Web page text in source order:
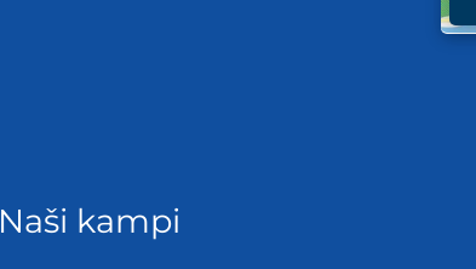
Naši kampi